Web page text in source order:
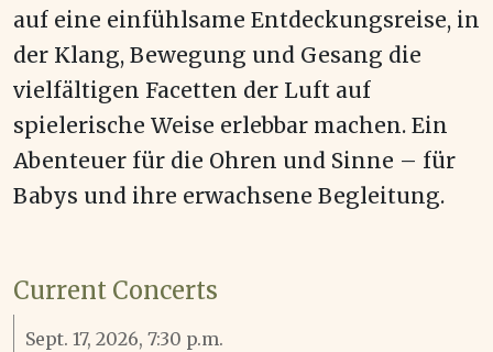
auf eine einfühlsame Entdeckungsreise, in
der Klang, Bewegung und Gesang die
vielfältigen Facetten der Luft auf
spielerische Weise erlebbar machen. Ein
Abenteuer für die Ohren und Sinne – für
Babys und ihre erwachsene Begleitung.
Current Concerts
Sept. 17, 2026, 7:30 p.m.